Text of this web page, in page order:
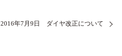
年7月9日 ダイヤ改正について